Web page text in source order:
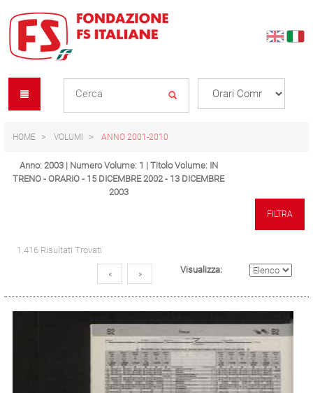
content
navigation
menu
HOME VOLUMI ANNO 2001-2010
Anno: 2003 | Numero Volume: 1 | Titolo Volume: IN
TRENO - ORARIO - 15 DICEMBRE 2002 - 13 DICEMBRE
2003
FILTRA
1.416 Risultati Trovati
« » Visualizza: